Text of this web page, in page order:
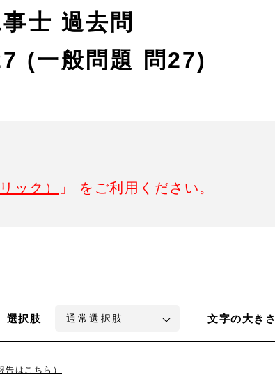
士 過去問
(一般問題 問27)
ック） 」 をご利用ください。
選択肢 文字の大きさ
告はこちら）